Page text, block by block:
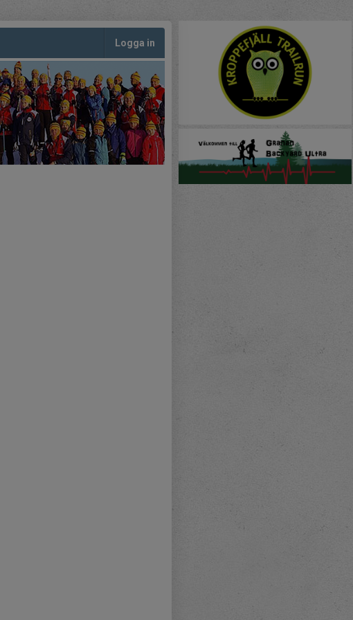
Logga in